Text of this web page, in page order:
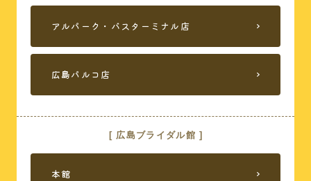
プライバシーポリシー
アルパーク・バスターミナル店
広島パルコ店
[ 広島ブライダル館 ]
本館